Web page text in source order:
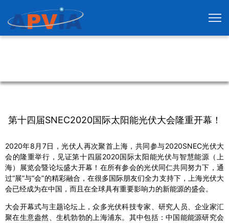
第十四届SNEC2020国际太阳能光伏大会隆重开幕！
2020年8月7日，光伏人再次聚首上海，共同参与2020SNEC光伏大
会的隆重举行，见证第十四届2020国际太阳能光伏与智慧能源（上
海）展览会暨论坛盛大开幕！在所有参会的光伏同仁共同努力下，通
过“展”与“会”的精彩融合，在很多国际朋友们全力支持下，上海光伏大
会已经成为在中国，而且在全球具有重要影响力的新能源的盛会。
大会开幕式与主题论坛上，众多光伏科技专家、研究人员、企业家汇
聚在生意盎然、生机勃勃的上海浦东。其中包括：中国能能源研究会